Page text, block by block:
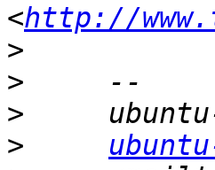
<http://
>
>
>
>